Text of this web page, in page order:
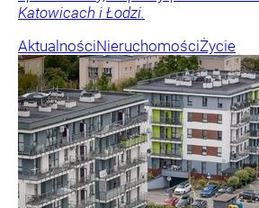
Katowicach i Łodzi.
AktualnościNieruchomościŻycie